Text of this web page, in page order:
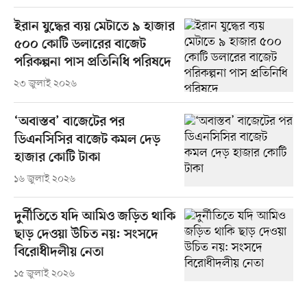
ইরান যুদ্ধের ব্যয় মেটাতে ৯ হাজার
৫০০ কোটি ডলারের বাজেট
পরিকল্পনা পাস প্রতিনিধি পরিষদে
২৩ জুলাই ২০২৬
‘অবাস্তব’ বাজেটের পর
ডিএনসিসির বাজেট কমল দেড়
হাজার কোটি টাকা
১৬ জুলাই ২০২৬
দুর্নীতিতে যদি আমিও জড়িত থাকি
ছাড় দেওয়া উচিত নয়: সংসদে
বিরোধীদলীয় নেতা
১৫ জুলাই ২০২৬